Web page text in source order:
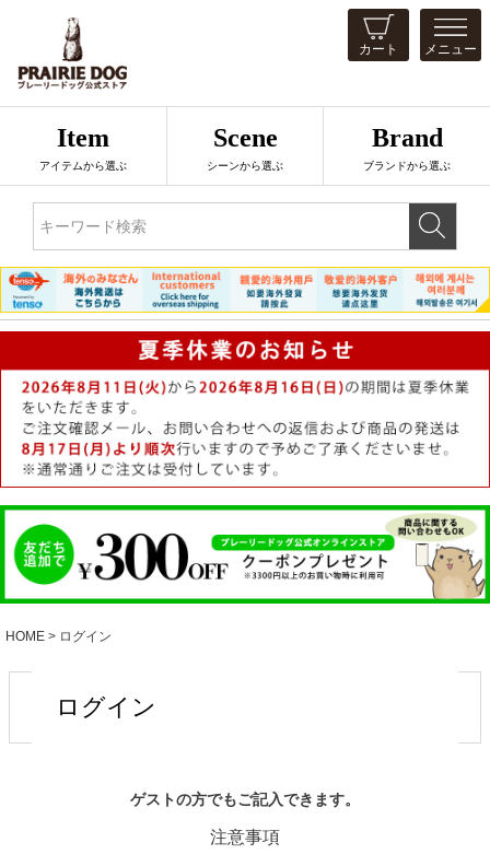
カート メニュー
Item
アイテムから選ぶ
Scene
シーンから選ぶ
Brand
ブランドから選ぶ
HOME ログイン
ログイン
ゲストの方でもご記入できます。
注意事項